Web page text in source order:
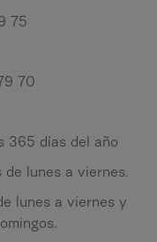
75
70
365 días del año
de lunes a viernes.
lunes a viernes y